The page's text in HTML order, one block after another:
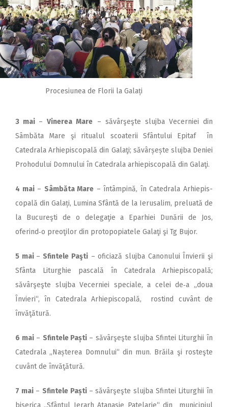
Procesiunea de Florii la Galați
3 mai –Vinerea Mare – săvârşeşte slujba Vecerniei din
Sâmbăta Mare şi ritualul scoaterii Sfântului Epitaf în
Catedrala Arhiepiscopală din Galaţi; săvârșește slujba Deniei
Prohodului Domnului în Catedrala arhiepiscopală din Galaţi.
4 mai– Sâmbăta Mare – întâmpină, în Catedrala Arhiepis­
copală din Galați, Lumina Sfântă de la Ierusalim, preluată de
la Bucureşti de o delegaţie a Eparhiei Dunării de Jos,
oferind‑o preoţilor din protopopiatele Galaţi şi Tg Bujor.
5 mai – Sfintele Paşti– oficiază slujba Canonului Învierii şi
Sfânta Liturghie pascală în Catedrala Arhiepiscopală;
săvârşeşte slujba Vecerniei speciale, a celei de‑a „doua
Învieri“, în Catedrala Arhiepiscopală, rostind cuvânt de
învăţătură.
6 mai– Sfintele Paști – săvârşeşte slujba Sfintei Liturghii în
Catedrala „Nașterea Domnului“ din mun. Brăila şi rosteşte
cuvânt de învăţătură.
7 mai– Sfintele Paști – săvârşeşte slujba Sfintei Liturghii în
biserica „Sfântul Ierarh Atanasie Patelarie“ din municipiul